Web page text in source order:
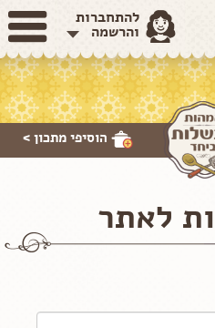
להתחברות
והרשמה
הוסיפי מתכון >
לאתר